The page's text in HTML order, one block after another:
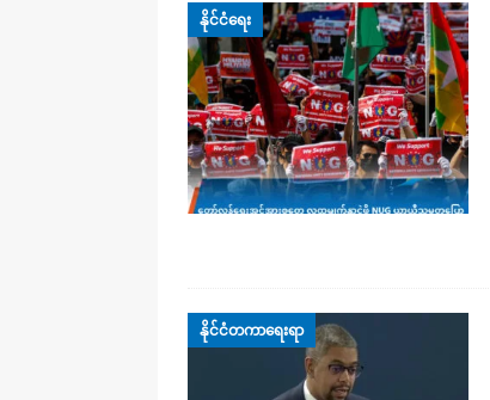
နိုင်ငံရေး
နိုင်ငံတကာရေးရာ